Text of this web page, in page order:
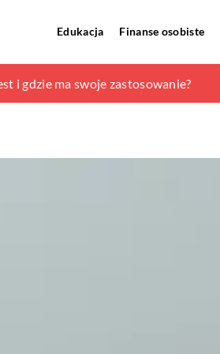
Edukacja Finanse osobiste
i gdzie ma swoje zastosowanie?
i nowoczesność